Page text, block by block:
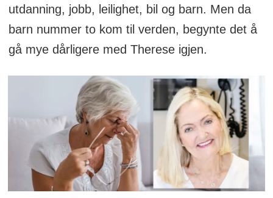
utdanning, jobb, leilighet, bil og barn. Men da
barn nummer to kom til verden, begynte det å
gå mye dårligere med Therese igjen.